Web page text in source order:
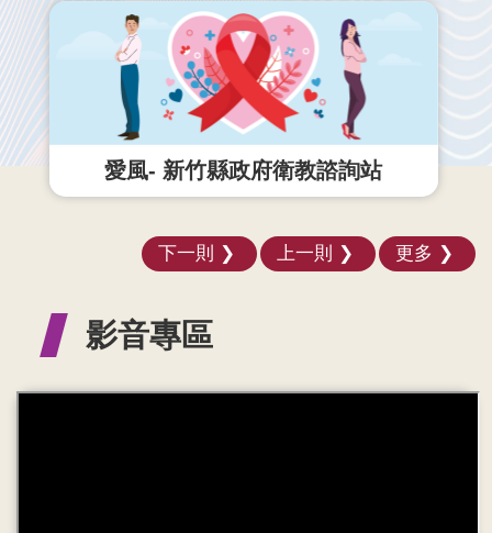
愛風- 新竹縣政府衛教諮詢站
下一則 上一則 更多
影音專區